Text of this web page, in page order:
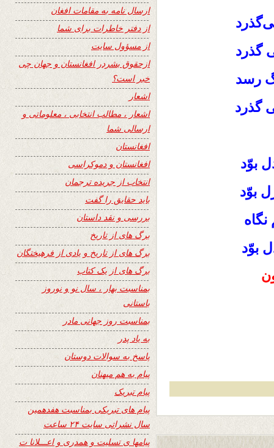
گذرد
رسد
گذرد
بوّد
بوّد
بوّد
ارسال نامه به مقامات افغان
از دفتر خاطرات برای شما
از مسؤول سایت
ازحقوق بشردر افغانستان و جهان چی
خبر است؟
اشعار
اشعار ، مطالب انتخابی ، معلوماتی و
ارسالی شما
افغانستان
افغانستان و دموکراسی
انتخاب از جریده ترجمان
باید حقایق را گفت
بررسی و نقد داستان
برگ های از تاریخ
برگ های از تاریخ و یادی از فرهیختگان
برگ های از یک کتاب
بمناسبت بهار ، سال نو و نوروز
باستانی
بمناسبت روز جهانی مادر
به یاد پدر
پاسخ به سوالات دوستان
پیام به هم میهنان
پیام تبریک
پیام های تبریکی بمناسبت هفدهمین
سال نشراتی سایت ۲۴ ساعت
پیامها ی تسلیت و همدری و اعـــلانا ت